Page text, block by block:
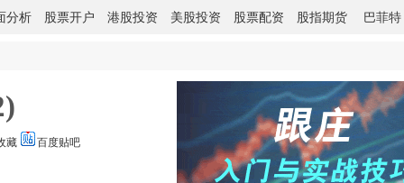
分析 股票开户 港股投资 美股投资 股票配资 股指期货 巴菲特
藏 百度贴吧